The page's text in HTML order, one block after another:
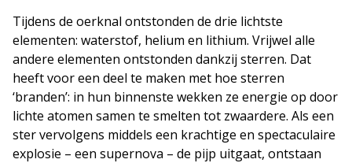
Tijdens de oerknal ontstonden de drie lichtste
elementen: waterstof, helium en lithium. Vrijwel alle
andere elementen ontstonden dankzij sterren. Dat
heeft voor een deel te maken met hoe sterren
‘branden’: in hun binnenste wekken ze energie op door
lichte atomen samen te smelten tot zwaardere. Als een
ster vervolgens middels een krachtige en spectaculaire
explosie – een supernova – de pijp uitgaat, ontstaan